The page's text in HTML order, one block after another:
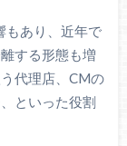
もあり、近年で
する形態も増
代理店、CMの
といった役割